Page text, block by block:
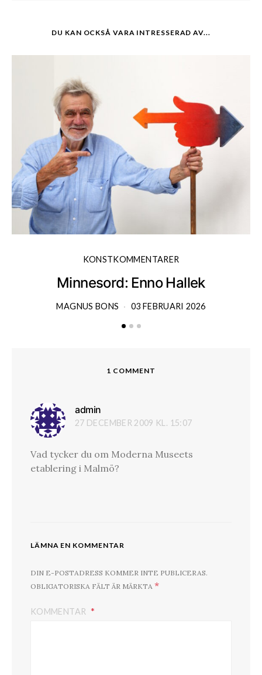
DU KAN OCKSÅ VARA INTRESSERAD AV...
KONSTKOMMENTARER
Minnesord: Enno Hallek
MAGNUS BONS 03 FEBRUARI 2026
1 COMMENT
admin
27 DECEMBER 2009 KL. 15:07
Vad tycker du om Moderna Museets
etablering i Malmö?
LÄMNA EN KOMMENTAR
DIN E-POSTADRESS KOMMER INTE PUBLICERAS.
OBLIGATORISKA FÄLT ÄR MÄRKTA *
KOMMENTAR